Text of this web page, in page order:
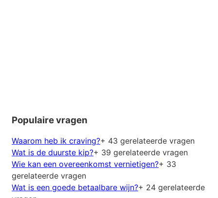
Populaire vragen
Waarom heb ik craving?+ 43 gerelateerde vragen
Wat is de duurste kip?+ 39 gerelateerde vragen
Wie kan een overeenkomst vernietigen?+ 33
gerelateerde vragen
Wat is een goede betaalbare wijn?+ 24 gerelateerde